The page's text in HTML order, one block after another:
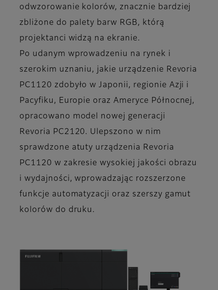
odwzorowanie kolorów, znacznie bardziej
zbliżone do palety barw RGB, którą
projektanci widzą na ekranie.
Po udanym wprowadzeniu na rynek i
szerokim uznaniu, jakie urządzenie Revoria
PC1120 zdobyło w Japonii, regionie Azji i
Pacyfiku, Europie oraz Ameryce Północnej,
opracowano model nowej generacji
Revoria PC2120. Ulepszono w nim
sprawdzone atuty urządzenia Revoria
PC1120 w zakresie wysokiej jakości obrazu
i wydajności, wprowadzając rozszerzone
funkcje automatyzacji oraz szerszy gamut
kolorów do druku.